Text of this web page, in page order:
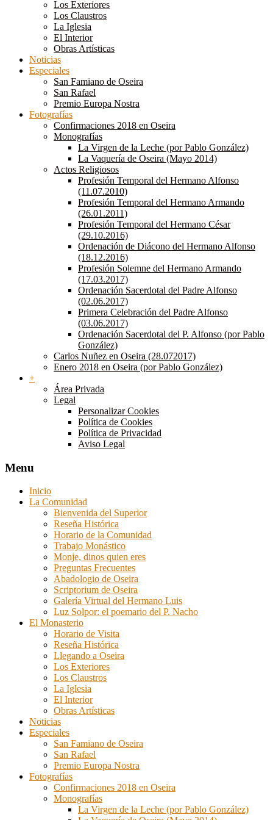
Los Exteriores
Los Claustros
La Iglesia
El Interior
Obras Artísticas
Noticias
Especiales
San Famiano de Oseira
San Rafael
Premio Europa Nostra
Fotografías
Confirmaciones 2018 en Oseira
Monografías
La Virgen de la Leche (por Pablo González)
La Vaquería de Oseira (Mayo 2014)
Actos Religiosos
Profesión Temporal del Hermano Alfonso
(11.07.2010)
Profesión Temporal del Hermano Armando
(26.01.2011)
Profesión Temporal del Hermano César
(29.10.2016)
Ordenación de Diácono del Hermano Alfonso
(18.12.2016)
Profesión Solemne del Hermano Armando
(17.03.2017)
Ordenación Sacerdotal del Padre Alfonso
(02.06.2017)
Primera Celebración del Padre Alfonso
(03.06.2017)
Ordenación Sacerdotal del P. Alfonso (por Pablo
González)
Carlos Nuñez en Oseira (28.072017)
Enero 2018 en Oseira (por Pablo González)
+
Área Privada
Legal
Personalizar Cookies
Política de Cookies
Política de Privacidad
Aviso Legal
Menu
Inicio
La Comunidad
Bienvenida del Superior
Reseña Histórica
Horario de la Comunidad
Trabajo Monástico
Monje, dinos quien eres
Preguntas Frecuentes
Abadologio de Oseira
Scriptorium de Oseira
Galería Virtual del Hermano Luis
Luz Solpor: el poemario del P. Nacho
El Monasterio
Horario de Visita
Reseña Histórica
Llegando a Oseira
Los Exteriores
Los Claustros
La Iglesia
El Interior
Obras Artísticas
Noticias
Especiales
San Famiano de Oseira
San Rafael
Premio Europa Nostra
Fotografías
Confirmaciones 2018 en Oseira
Monografías
La Virgen de la Leche (por Pablo González)